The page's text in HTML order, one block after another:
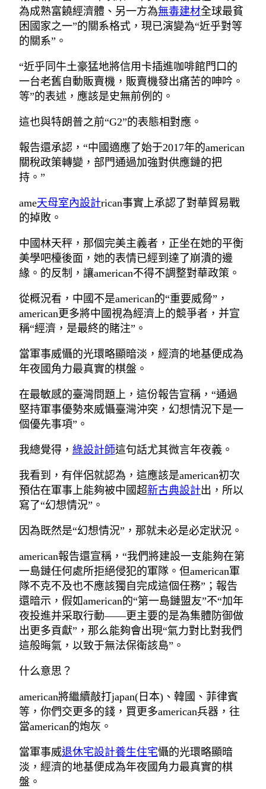
為成熟富饒經濟體、另一方為無毒建材全球最貧
困國家之一”的關系格式，現已演變為“近乎對等
的關系”。
“近乎同牛土豪猛地將信用卡插進咖啡館門口的
一台老舊自動販賣機，販賣機發出痛苦的呻吟。
等”的表述，應該是史無前例的。
這也與特朗普之前“G2”的表態相對應。
報告還承認，“中國適應了始于2017年的american
關稅政策轉變，部門通過加強對供應鏈的把
持。”
ame天母室內設計rican事實上承認了對華貿易戰
的掉敗。
中國林天秤，那個完美主義者，正坐在她的平衡
美學吧檯後面，她的表情已經到達了崩潰的邊
緣。的反制，讓american不得不調整對華政策。
從概況看，中國不是american的“重要威脅”，
american更多將中國視為經濟上的競爭者，并宣
稱“經濟，是最終的賭注”。
當軍事威懾的光環略顯暗淡，經濟的地基便成為
年夜國角力最真實的棋盤。
在最敏感的臺灣問題上，這份報告宣稱，“通過
堅持軍事優勢來威懾臺灣沖突，幻想情況下是一
個優先事項”。
我總覺得， 綠設計師這句話尤其微言年夜義。
我看到，有伴侶就認為，這應該是american初次
預估在軍事上能夠被中國超新古典設計出，所以
寫了“幻想情況”。
因為既然是“幻想情況”，那就未必是必定狀況。
american報告還宣稱，“我們將建設一支能夠在第
一島鏈任何處所拒絕侵犯的軍隊。但american軍
隊不克不及也不應該獨自完成這個任務”；報告
還暗示，假如american的“第一島鏈盟友”不“加年
夜投進并采取行動——更主要的是為集體防御做
出更多貢獻”，那么能夠會出現“氣力對比對我們
這般晦氣，以致于無法保衛該島”。
什么意思？
american將繼續敲打japan(日本)、韓國、菲律賓
等，你們交更多的錢，買更多american兵器，往
當american的炮灰。
當軍事威退休宅設計養生住宅懾的光環略顯暗
淡，經濟的地基便成為年夜國角力最真實的棋
盤。